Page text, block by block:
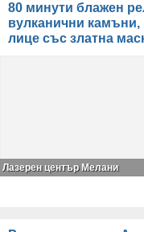
80 минути блажен
вулканични
лице със златна
Лазерен център Мелани